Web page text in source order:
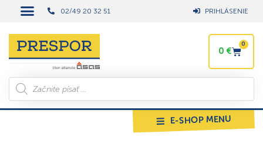
02/49 20 32 51 PRIHLÁSENIE
0 €
0
E-SHOP MENU